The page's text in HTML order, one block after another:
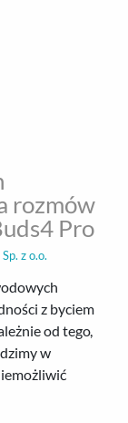
rozmów
Pro
z o.o.
z byciem
od tego,
w